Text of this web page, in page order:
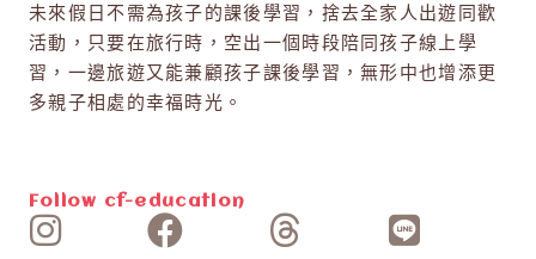
未來假日不需為孩子的課後學習，捨去全家人出遊同歡
活動，只要在旅行時，空出一個時段陪同孩子線上學
習，一邊旅遊又能兼顧孩子課後學習，無形中也增添更
多親子相處的幸福時光。
Follow cf-education